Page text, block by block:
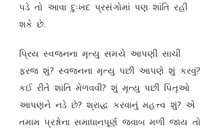
પડે તો આવા દુઃખદ પ્રસંગોમાં પણ શાંતિ રહી
શકે છે.
પ્રિય સ્વજનના મૃત્યુ સમયે આપણી સાચી
ફરજ શું? સ્વજનના મૃત્યુ પછી આપણે શું કરવું?
કઈ રીતે શાંતિ મેળવવી? શું મૃત્યુ પછી પિતૃઓ
આપણને નડે છે? શ્રાદ્ધ કરવાનું મહત્ત્વ શું? એ
તમામ પ્રશ્નોના સમાધાનપૂર્ણ જવાબ મળી જાય તો